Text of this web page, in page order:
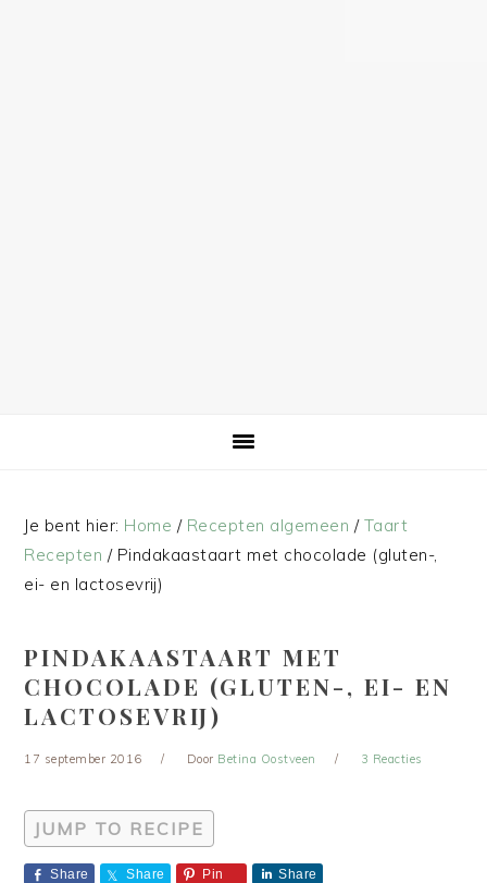
Je bent hier: Home / Recepten algemeen / Taart
Recepten /Pindakaastaart met chocolade (gluten-,
ei- en lactosevrij)
PINDAKAASTAART MET
CHOCOLADE (GLUTEN-, EI- EN
LACTOSEVRIJ)
17 september 2016 Door Betina Oostveen 3 Reacties
JUMP TO RECIPE
Share Share Pin Share